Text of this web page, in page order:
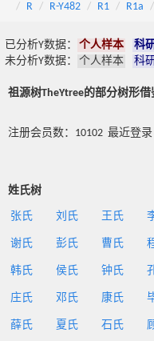
R
R-Y482 R1 R1a
已分析Y数据： 个人样本 科
未分析Y数据：
个人样本 科
祖源树TheYtree的部分树形借
注册会员数：10102 最近登
姓氏树
张氏 刘氏 王氏
谢氏 彭氏 曹氏
韩氏 侯氏 钟氏
庄氏 邓氏 康氏
薛氏 夏氏 石氏